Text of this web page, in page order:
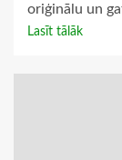
oriģinālu un
Lasīt tālāk